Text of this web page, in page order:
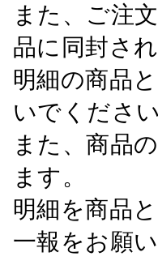
また、ご注
品に同封され
明細の商品
いでくださ
また、商品
ます。
明細を商品
一報をお願